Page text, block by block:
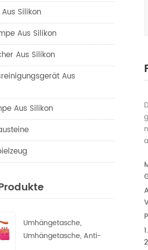
Silikon
Aus Silikon
Aus Silikon
Aus
Aus Silikon
Umhängetasche,
Umhängetasche, Anti-